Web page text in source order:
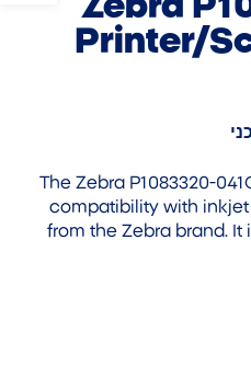
Printer/
The Zebra P1083320-
compatibility with
from the Zebra brand.